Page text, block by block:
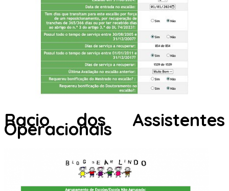
Racio dos Assistentes
Operacionais